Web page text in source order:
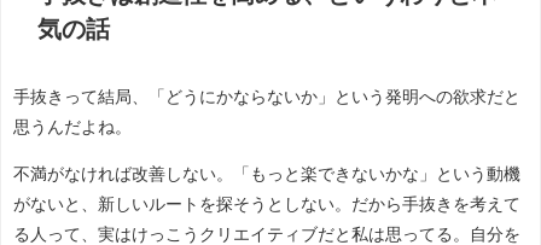
気の話
手抜きって結局、「どうにかならないか」という発明への欲求だと
思うんだよね。
不満がなければ改善しない。「もっと楽できないかな」という動機
がないと、新しいルートを探そうとしない。だから手抜きを考えて
る人って、実はけっこうクリエイティブだと私は思ってる。自分を